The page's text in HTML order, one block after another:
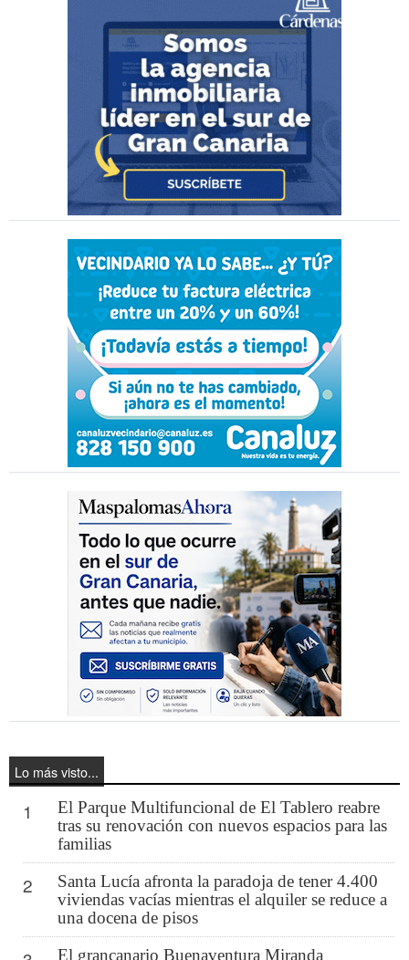
Lo más visto...
1
El Parque Multifuncional de El Tablero reabre
tras su renovación con nuevos espacios para las
familias
2
Santa Lucía afronta la paradoja de tener 4.400
viviendas vacías mientras el alquiler se reduce a
una docena de pisos
El grancanario Buenaventura Miranda